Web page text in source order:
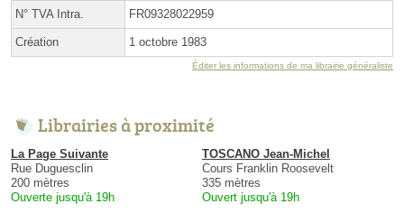
N° TVA Intra. FR09328022959
Création 1 octobre 1983
Éditer les informations de ma librairie généraliste
Librairies à proximité
La Page Suivante
Rue Duguesclin
200 mètres
Ouverte jusqu'à 19h
TOSCANO Jean-Michel
Cours Franklin Roosevelt
335 mètres
Ouvert jusqu'à 19h